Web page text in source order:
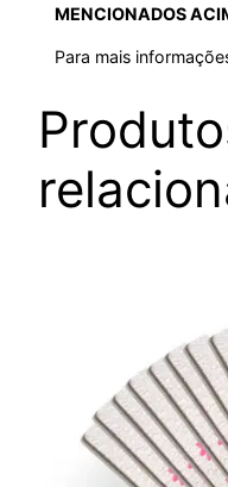
MENCIONADOS
Para mais